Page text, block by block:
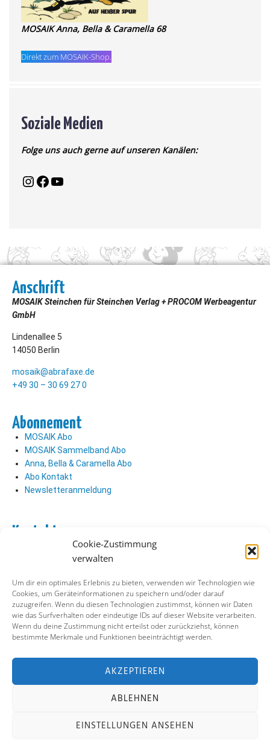
Cookie-Zustimmung
verwalten
Um dir ein optimales Erlebnis zu bieten, verwenden wir Technologien wie
Cookies, um Geräteinformationen zu speichern und/oder darauf
zuzugreifen. Wenn du diesen Technologien zustimmst, können wir Daten
wie das Surfverhalten oder eindeutige IDs auf dieser Website verarbeiten.
Wenn du deine Zustimmung nicht erteilst oder zurückziehst, können
bestimmte Merkmale und Funktionen beeinträchtigt werden.
AKZEPTIEREN
ABLEHNEN
EINSTELLUNGEN ANSEHEN
MOSAIK Anna, Bella & Caramella 68
Direkt zum MOSAIK-Shop.
Soziale Medien
Folge uns auch gerne auf unseren Kanälen:
Anschrift
MOSAIK Steinchen für Steinchen Verlag + PROCOM Werbeagentur
GmbH
Lindenallee 5
14050 Berlin
mosaik@abrafaxe.de
+49 30 – 30 69 27 0
Abonnement
MOSAIK Abo
MOSAIK Sammelband Abo
Anna, Bella & Caramella Abo
Abo Kontakt
Newsletteranmeldung
Kontakt
Verlag Kontakt
Soziale Medien
Facebook
Instagram
Datenschutz Cookie-Richtlinie